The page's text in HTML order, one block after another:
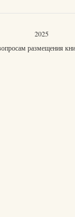
2025
размещения